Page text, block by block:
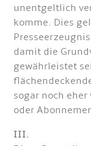
unentgeltlich
komme. Dies
damit die
gewährleistet
sogar noch
oder
III.